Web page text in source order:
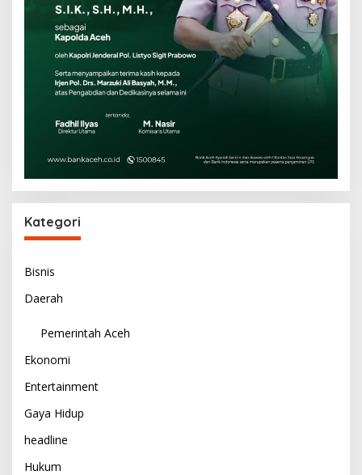
Kategori
Bisnis
Daerah
Pemerintah Aceh
Ekonomi
Entertainment
Gaya Hidup
headline
Hukum